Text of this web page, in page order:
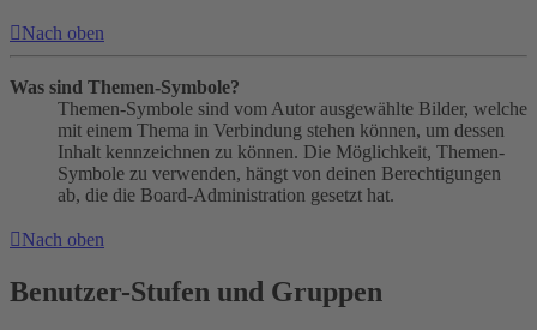
Nach oben
Was sind Themen-Symbole?
Themen-Symbole sind vom Autor ausgewählte Bilder, welche
mit einem Thema in Verbindung stehen können, um dessen
Inhalt kennzeichnen zu können. Die Möglichkeit, Themen-
Symbole zu verwenden, hängt von deinen Berechtigungen
ab, die die Board-Administration gesetzt hat.
Nach oben
Benutzer-Stufen und Gruppen